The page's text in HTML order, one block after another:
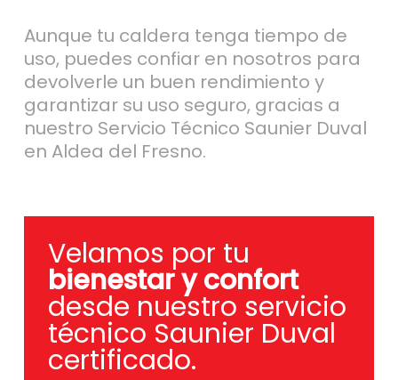
Aunque tu caldera tenga tiempo de
uso, puedes confiar en nosotros para
devolverle un buen rendimiento y
garantizar su uso seguro, gracias a
nuestro Servicio Técnico Saunier Duval
en Aldea del Fresno.
Velamos por tu
bienestar y confort
desde nuestro servicio
técnico Saunier Duval
certificado.